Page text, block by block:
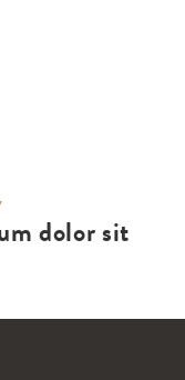
dolor sit